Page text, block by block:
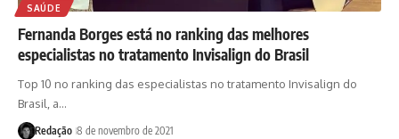
SAÚDE
Fernanda Borges está no ranking das melhores
especialistas no tratamento Invisalign do Brasil
Top 10 no ranking das especialistas no tratamento Invisalign do
Brasil, a…
Redação 8 de novembro de 2021